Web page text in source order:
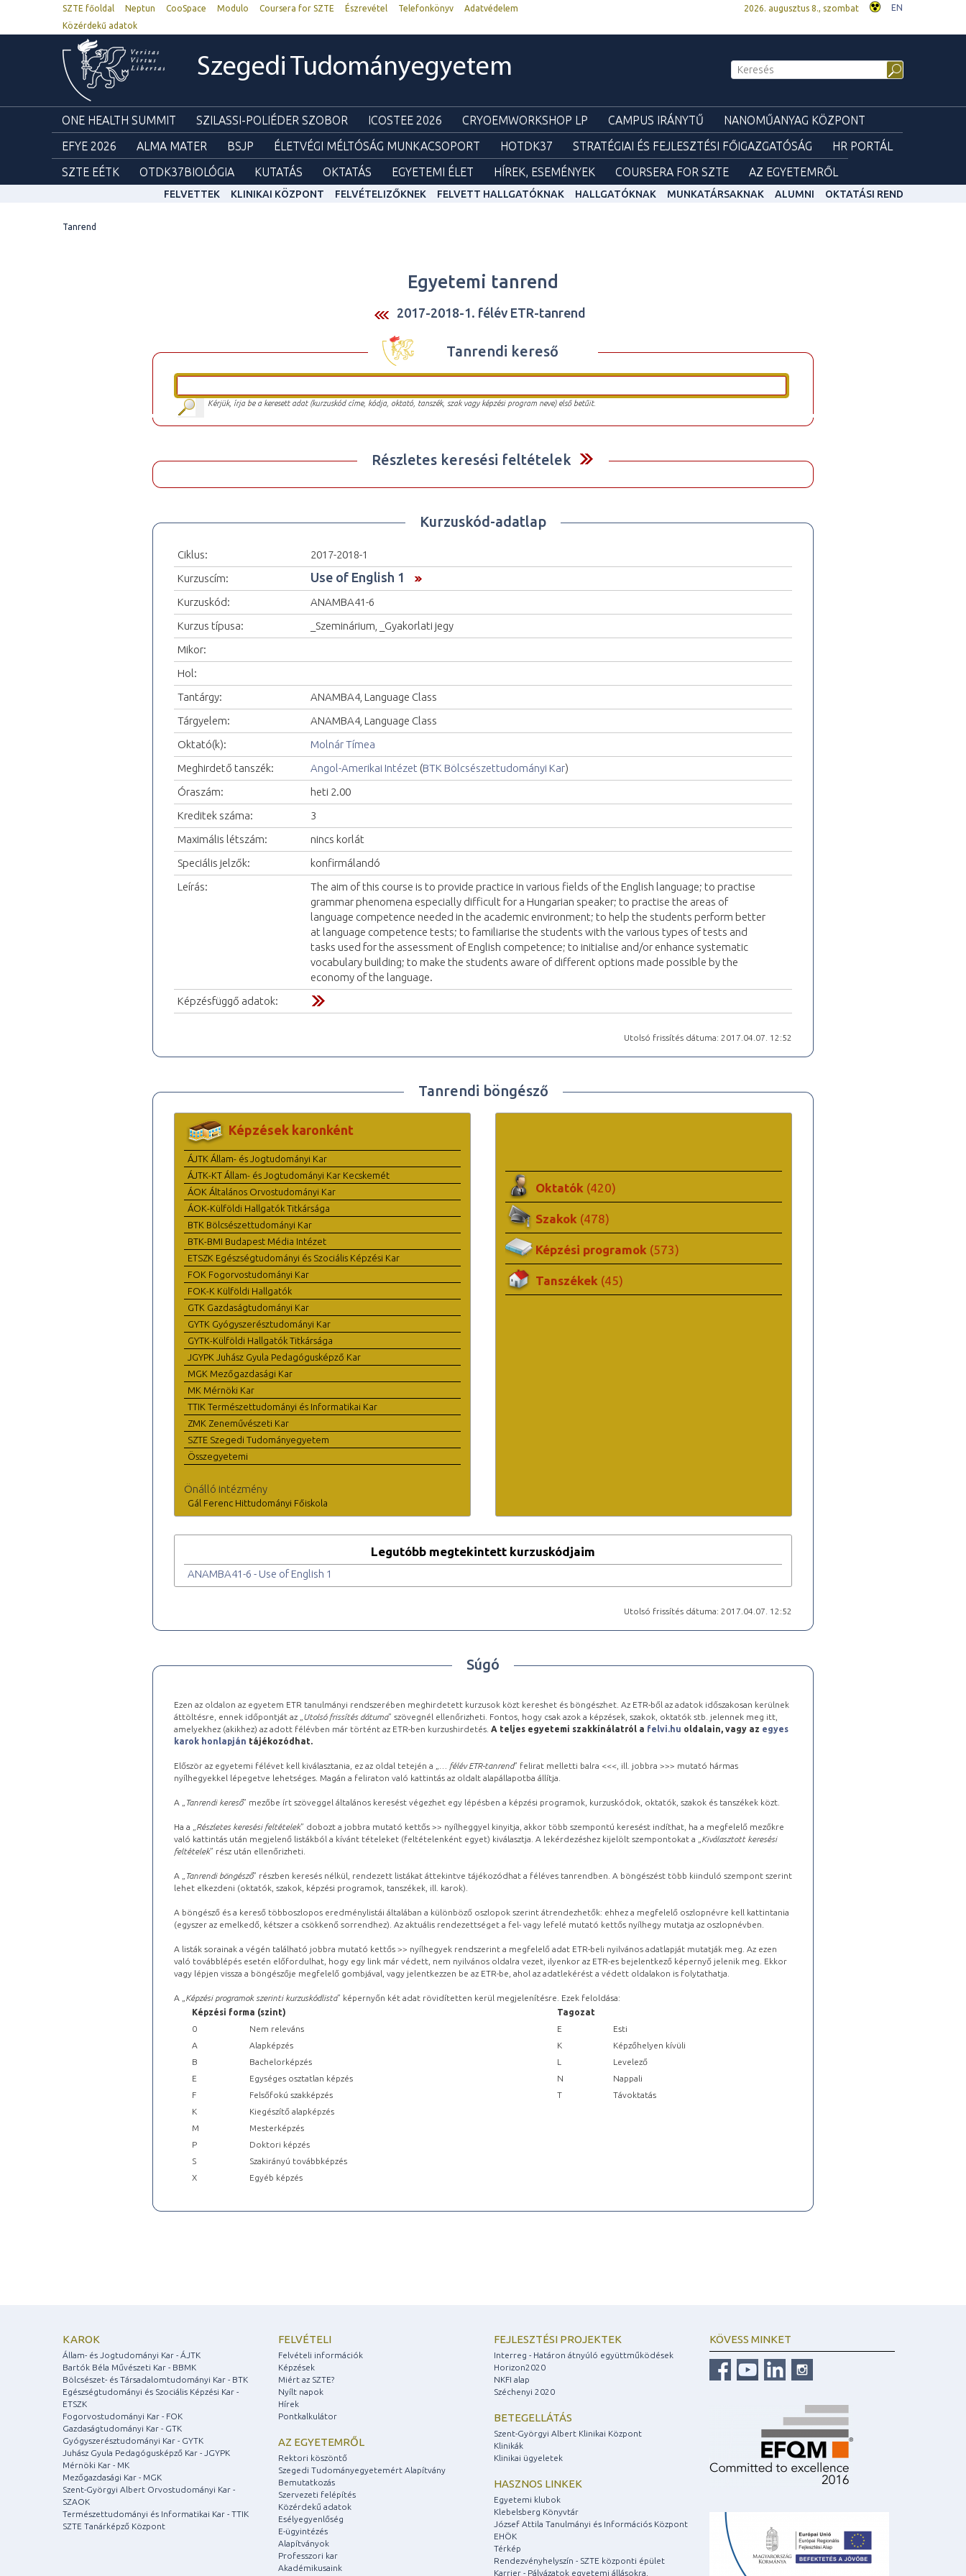
SZTE főoldal Neptun CooSpace Modulo Coursera for SZTE Észrevétel Telefonkönyv
Adatvédelem
Közérdekű adatok
2026. augusztus 8., szombat EN
Szegedi Tudományegyetem
ONE HEALTH SUMMIT SZILASSI-POLIÉDER SZOBOR ICOSTEE 2026 CRYOEMWORKSHOP LP CAMPUS IRÁNYTŰ
NANOMŰANYAG KÖZPONT
EFYE 2026
ALMA MATER BSJP ÉLETVÉGI MÉLTÓSÁG MUNKACSOPORT HOTDK37 STRATÉGIAI ÉS FEJLESZTÉSI FŐIGAZGATÓSÁG
HR PORTÁL
SZTE EÉTK
OTDK37BIOLÓGIA KUTATÁS OKTATÁS EGYETEMI ÉLET HÍREK, ESEMÉNYEK COURSERA FOR SZTE AZ EGYETEMRŐL
FELVETTEK KLINIKAI KÖZPONT FELVÉTELIZŐKNEK FELVETT HALLGATÓKNAK HALLGATÓKNAK MUNKATÁRSAKNAK ALUMNI OKTATÁSI REND
Tanrend
Egyetemi tanrend
2017-2018-1. félév ETR-tanrend
Tanrendi kereső
Kérjük, írja be a keresett adat (kurzuskód címe, kódja, oktató, tanszék, szak vagy képzési program neve) első betűit.
Részletes keresési feltételek
Kurzuskód-adatlap
Ciklus:
2017-2018-1
Kurzuscím:
Use of English 1
Kurzuskód:
ANAMBA41-6
Kurzus típusa:
_Szeminárium, _Gyakorlati jegy
Mikor:
Hol:
Tantárgy:
ANAMBA4, Language Class
Tárgyelem:
ANAMBA4, Language Class
Oktató(k):
Molnár Tímea
Meghirdető tanszék:
Angol-Amerikai Intézet (BTK Bölcsészettudományi Kar)
Óraszám:
heti 2.00
Kreditek száma:
3
Maximális létszám:
nincs korlát
Speciális jelzők:
konfirmálandó
Leírás:
The aim of this course is to provide practice in various fields of the English language; to practise
grammar phenomena especially difficult for a Hungarian speaker; to practise the areas of
language competence needed in the academic environment; to help the students perform better
at language competence tests; to familiarise the students with the various types of tests and
tasks used for the assessment of English competence; to initialise and/or enhance systematic
vocabulary building; to make the students aware of different options made possible by the
economy of the language.
Képzésfüggő adatok:
Utolsó frissítés dátuma: 2017.04.07. 12:52
Tanrendi böngésző
Képzések karonként
ÁJTK Állam- és Jogtudományi Kar
ÁJTK-KT Állam- és Jogtudományi Kar Kecskemét
ÁOK Általános Orvostudományi Kar
ÁOK-Külföldi Hallgatók Titkársága
BTK Bölcsészettudományi Kar
BTK-BMI Budapest Média Intézet
ETSZK Egészségtudományi és Szociális Képzési Kar
FOK Fogorvostudományi Kar
FOK-K Külföldi Hallgatók
GTK Gazdaságtudományi Kar
GYTK Gyógyszerésztudományi Kar
GYTK-Külföldi Hallgatók Titkársága
JGYPK Juhász Gyula Pedagógusképző Kar
MGK Mezőgazdasági Kar
MK Mérnöki Kar
TTIK Természettudományi és Informatikai Kar
ZMK Zeneművészeti Kar
SZTE Szegedi Tudományegyetem
Összegyetemi
Önálló intézmény
Gál Ferenc Hittudományi Főiskola
Oktatók (420)
Szakok (478)
Képzési programok (573)
Tanszékek (45)
Legutóbb megtekintett kurzuskódjaim
ANAMBA41-6 - Use of English 1
Utolsó frissítés dátuma: 2017.04.07. 12:52
Súgó
Ezen az oldalon az egyetem ETR tanulmányi rendszerében meghirdetett kurzusok közt kereshet és böngészhet. Az ETR-ből az adatok időszakosan kerülnek
áttöltésre, ennek időpontját az „ Utolsó frissítés dátuma” szövegnél ellenőrizheti. Fontos, hogy csak azok a képzések, szakok, oktatók stb. jelennek meg itt,
amelyekhez (akikhez) az adott félévben már történt az ETR-ben kurzushirdetés. A teljes egyetemi szakkínálatról a felvi.hu oldalain, vagy az egyes
karok honlapján tájékozódhat.
Először az egyetemi félévet kell kiválasztania, ez az oldal tetején a „ … félév ETR-tanrend” felirat melletti balra <<<, ill. jobbra >>> mutató hármas
nyílhegyekkel lépegetve lehetséges. Magán a feliraton való kattintás az oldalt alapállapotba állítja.
A „ Tanrendi kereső” mezőbe írt szöveggel általános keresést végezhet egy lépésben a képzési programok, kurzuskódok, oktatók, szakok és tanszékek közt.
Ha a „ Részletes keresési feltételek” dobozt a jobbra mutató kettős >> nyílheggyel kinyitja, akkor több szempontú keresést indíthat, ha a megfelelő mezőkre
való kattintás után megjelenő listákból a kívánt tételeket (feltételenként egyet) kiválasztja. A lekérdezéshez kijelölt szempontokat a „ Kiválasztott keresési
feltételek” rész után ellenőrizheti.
A „ Tanrendi böngésző” részben keresés nélkül, rendezett listákat áttekintve tájékozódhat a féléves tanrendben. A böngészést több kiinduló szempont szerint
lehet elkezdeni (oktatók, szakok, képzési programok, tanszékek, ill. karok).
A böngésző és a kereső többoszlopos eredménylistái általában a különböző oszlopok szerint átrendezhetők: ehhez a megfelelő oszlopnévre kell kattintania
(egyszer az emelkedő, kétszer a csökkenő sorrendhez). Az aktuális rendezettséget a fel- vagy lefelé mutató kettős nyílhegy mutatja az oszlopnévben.
A listák sorainak a végén található jobbra mutató kettős >> nyílhegyek rendszerint a megfelelő adat ETR-beli nyilvános adatlapját mutatják meg. Az ezen
való továbblépés esetén előfordulhat, hogy egy link már védett, nem nyilvános oldalra vezet, ilyenkor az ETR-es bejelentkező képernyő jelenik meg. Ekkor
vagy lépjen vissza a böngészője megfelelő gombjával, vagy jelentkezzen be az ETR-be, ahol az adatlekérést a védett oldalakon is folytathatja.
A „ Képzési programok szerinti kurzuskódlista” képernyőn két adat rövidítetten kerül megjelenítésre. Ezek feloldása:
Képzési forma (szint)
Tagozat
0
Nem releváns E
Esti
A
Alapképzés K
Képzőhelyen kívüli
B
Bachelorképzés L
Levelező
E
Egységes osztatlan képzés N
Nappali
F
Felsőfokú szakképzés T
Távoktatás
K
Kiegészítő alapképzés
M
Mesterképzés
P
Doktori képzés
S
Szakirányú továbbképzés
X
Egyéb képzés
KAROK
Állam- és Jogtudományi Kar - ÁJTK
Bartók Béla Művészeti Kar - BBMK
Bölcsészet- és Társadalomtudományi Kar - BTK
Egészségtudományi és Szociális Képzési Kar -
ETSZK
Fogorvostudományi Kar - FOK
Gazdaságtudományi Kar - GTK
Gyógyszerésztudományi Kar - GYTK
Juhász Gyula Pedagógusképző Kar - JGYPK
Mérnöki Kar - MK
Mezőgazdasági Kar - MGK
Szent-Györgyi Albert Orvostudományi Kar -
SZAOK
Természettudományi és Informatikai Kar - TTIK
SZTE Tanárképző Központ
FELVÉTELI
Felvételi információk
Képzések
Miért az SZTE?
Nyílt napok
Hírek
Pontkalkulátor
AZ EGYETEMRŐL
Rektori köszöntő
Szegedi Tudományegyetemért Alapítvány
Bemutatkozás
Szervezeti felépítés
Közérdekű adatok
Esélyegyenlőség
E-ügyintézés
Alapítványok
Professzori kar
Akadémikusaink
FEJLESZTÉSI PROJEKTEK
Interreg - Határon átnyúló együttműködések
Horizon2020
NKFI alap
Széchenyi 2020
BETEGELLÁTÁS
Szent-Györgyi Albert Klinikai Központ
Klinikák
Klinikai ügyeletek
HASZNOS LINKEK
Egyetemi klubok
Klebelsberg Könyvtár
József Attila Tanulmányi és Információs Központ
EHÖK
Térkép
Rendezvényhelyszín - SZTE központi épület
Karrier - Pályázatok egyetemi állásokra,
KÖVESS MINKET